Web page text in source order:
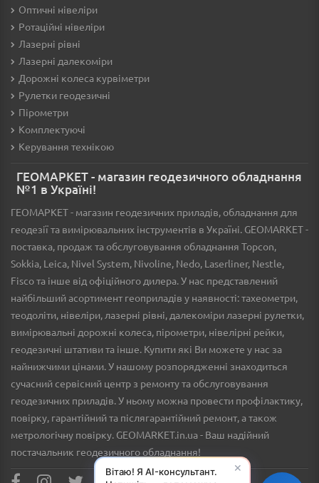
Оптичні нівеліри
Ротаційні нівеліри
Лазерні рівні
Лазерні далекоміри
Дорожні колеса курвіметри
Рулетки геодезичні
Пірометри
Комплектуючі
Керування технікою
ГЕОМАРКЕТ - магазин геодезичного обладнання
№1 в Україні!
ГЕОМАРКЕТ - магазин геодезичних приладів, обладнання для
геодезії та вимірювальних інструментів в Україні. GEOMARKET -
поставка, продаж та обслуговування обладнання Topcon,
Sokkia, Leica, Nivel System, Nivoline, Nedo, Laserliner, Nestle,
Fisco та інше від офіційного дилера. У нас представлений
найбільший асортимент геоприладів у наявності: тахеометри,
теодоліти, нівеліри, лазерні рівні, далекоміри лазерні рулетки,
вимірювальні дорожні колеса, пірометри, нівелірні рейки,
геодезичні штативи та інше. Купити які Ви можете у нас за
найнижчими цінами. У нашому розпорядженні знаходиться
сучасний сервісний центр з ремонту та обслуговування
геодезичних приладів. У ньому можна провести профілактику,
повірку, гарантійний та післягарантійний ремонт, а також
метрологічну повірку. GEOMARKET.in.ua - Ваш надійний
постачальник геодезичного обладнання!
✕
Вітаю! Я AI-консультант.